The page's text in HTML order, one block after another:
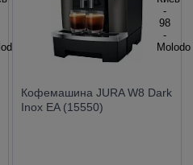
Кофемашина JURA W8 Dark
Inox EA (15550)